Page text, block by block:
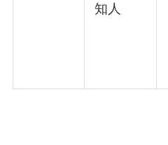
知人